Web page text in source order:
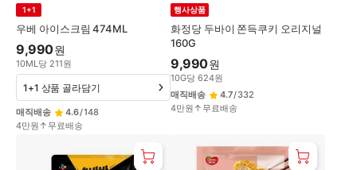
우베 아이스크림 474ML
1+1
9,990원
10ML당 211원
매직배송 4.6/148
4만원↑무료배송
1+1 상품 골라담기
화정당 두바이 쫀득쿠키 오리지널
160G
행사상품
9,990원
10G당 624원
매직배송
4.7/332
4만원↑무료배송